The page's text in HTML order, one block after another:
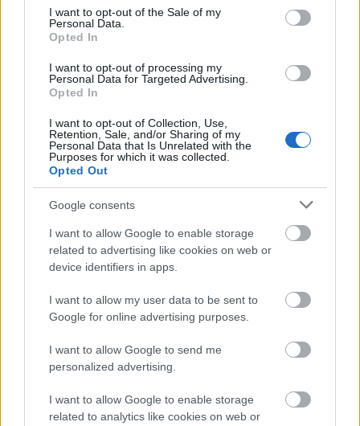
consent section.
I want to opt-out of the Sale of my
Personal Data.
Opted In
I want to opt-out of processing my
Personal Data for Targeted Advertising.
Opted In
I want to opt-out of Collection, Use,
Retention, Sale, and/or Sharing of my
Personal Data that Is Unrelated with the
Purposes for which it was collected.
Opted Out
Google consents
I want to allow Google to enable storage
related to advertising like cookies on web or
device identifiers in apps.
I want to allow my user data to be sent to
Google for online advertising purposes.
I want to allow Google to send me
personalized advertising.
I want to allow Google to enable storage
related to analytics like cookies on web or
Desinfectantes
ESMALTE TRADICIONAL Y TRATAMIENTOS
ESMALTES PERMANENTES
ESTÉTICA
GELES
HERRAMIENTAS Y ACCESORIOS MANICURA /
PEDICURA
MAQUILLAJE
PELUQUERÍA
Set / Packs
UÑAS